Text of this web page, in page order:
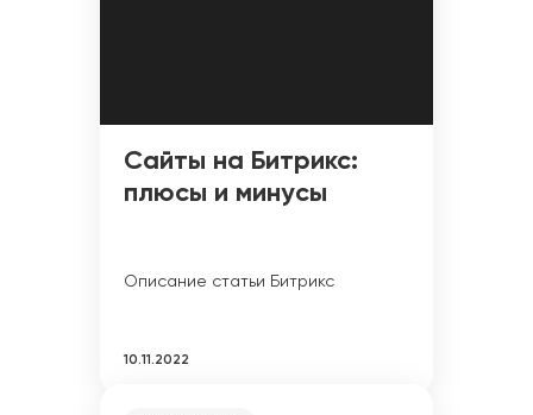
Сайты на Битрикс:
плюсы и минусы
Описание статьи Битрикс
10.11.2022